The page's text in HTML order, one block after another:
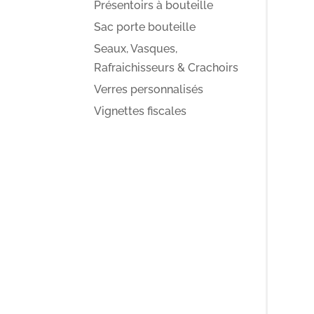
Présentoirs à bouteille
Sac porte bouteille
Seaux, Vasques,
Rafraichisseurs & Crachoirs
Verres personnalisés
Vignettes fiscales